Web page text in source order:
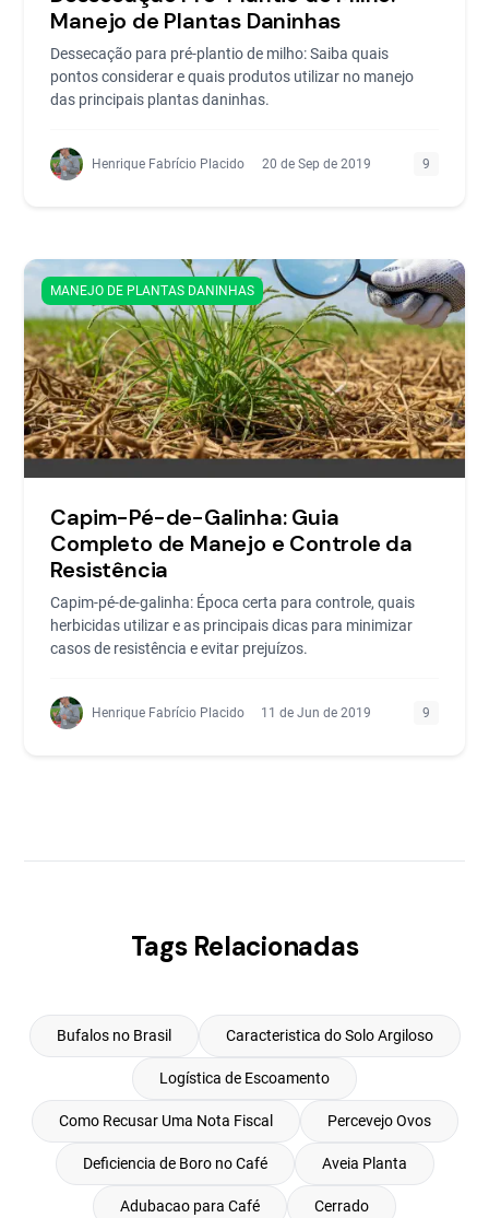
Manejo de Plantas Daninhas
Dessecação para pré-plantio de milho: Saiba quais
pontos considerar e quais produtos utilizar no manejo
das principais plantas daninhas.
Henrique Fabrício Placido 20 de Sep de 2019 9
MANEJO DE PLANTAS DANINHAS
Capim-Pé-de-Galinha: Guia
Completo de Manejo e Controle da
Resistência
Capim-pé-de-galinha: Época certa para controle, quais
herbicidas utilizar e as principais dicas para minimizar
casos de resistência e evitar prejuízos.
Henrique Fabrício Placido 11 de Jun de 2019 9
Tags Relacionadas
Bufalos no Brasil Caracteristica do Solo Argiloso
Logística de Escoamento
Como Recusar Uma Nota Fiscal Percevejo Ovos
Deficiencia de Boro no Café Aveia Planta
Adubacao para Café Cerrado